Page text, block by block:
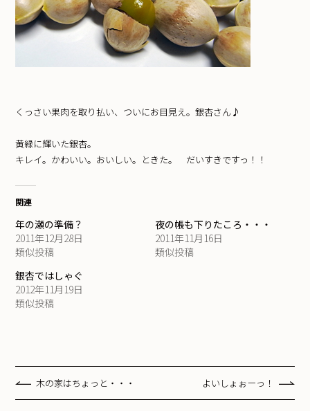
くっさい果肉を取り払い、ついにお目見え。銀杏さん♪
黄緑に輝いた銀杏。
キレイ。かわいい。おいしい。ときた。 だいすきですっ！！
関連
年の瀬の準備？
2011年12月28日
類似投稿
夜の帳も下りたころ・・・
2011年11月16日
類似投稿
銀杏ではしゃぐ
2012年11月19日
類似投稿
木の家はちょっと・・・ よいしょぉーっ！